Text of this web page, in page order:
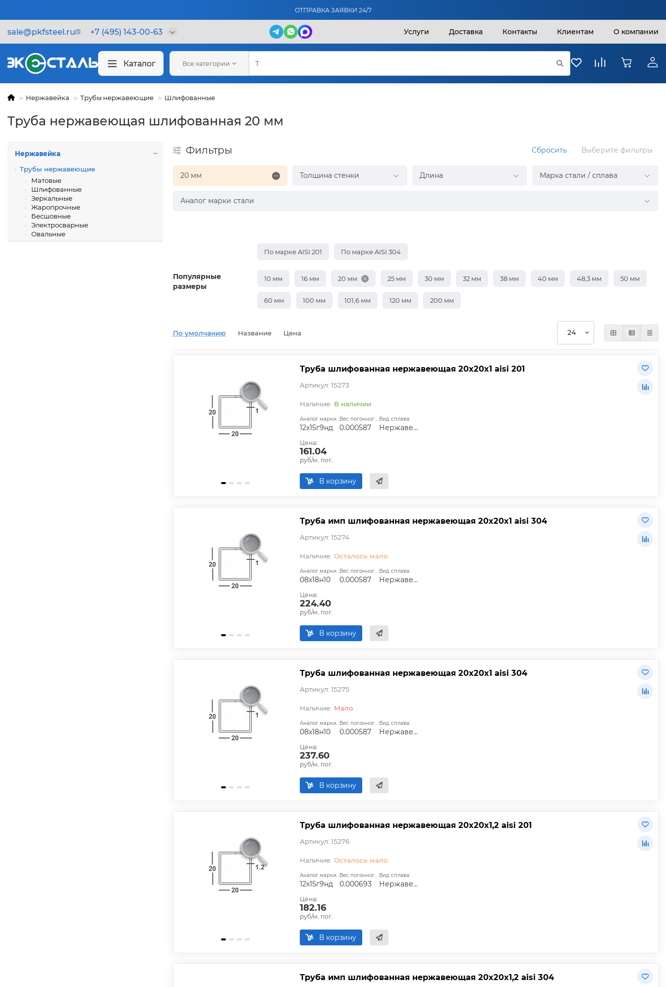
ОТПРАВКА ЗАЯВКИ 24/7
sale@pkfsteel.ru +7 (495) 143-00-63 Услуги Доставка Контакты Клиентам О компании
Каталог Все категории
Нержавейка Трубы нержавеющие Шлифованные
Труба нержавеющая шлифованная 20 мм
Нержавейка
Трубы нержавеющие
Матовые
Шлифованные
Зеркальные
Жаропрочные
Бесшовные
Электросварные
Овальные
Фильтры Сбросить Выберите фильтры
20 мм Толщина стенки Длина Марка стали / сплава
Аналог марки стали
По марке AISI 201 По марке AISI 304
Популярные
размеры
10 мм 16 мм 20 мм 25 мм 30 мм 32 мм 38 мм 40 мм 48,3 мм 50 мм
60 мм 100 мм 101,6 мм 120 мм 200 мм
По умолчанию Название Цена
Труба шлифованная нержавеющая 20х20х1 aisi 201
Артикул: 15273
В наличии
Аналог марки стали:
12х15г9нд
Вес погонного метра, т.:
0.000587
Вид сплава:
Нержавеющий
Цена:
161.04
руб/м. пог.
В корзину
Труба имп шлифованная нержавеющая 20х20х1 aisi 304
Артикул: 15274
Осталось мало
Аналог марки стали:
08х18н10
Вес погонного метра, т.:
0.000587
Вид сплава:
Нержавеющий
Цена:
224.40
руб/м. пог.
В корзину
Труба шлифованная нержавеющая 20х20х1 aisi 304
Артикул: 15275
Мало
Аналог марки стали:
08х18н10
Вес погонного метра, т.:
0.000587
Вид сплава:
Нержавеющий
Цена:
237.60
руб/м. пог.
В корзину
Труба шлифованная нержавеющая 20х20х1,2 aisi 201
Артикул: 15276
Осталось мало
Аналог марки стали:
12х15г9нд
Вес погонного метра, т.:
0.000693
Вид сплава:
Нержавеющий
Цена:
182.16
руб/м. пог.
В корзину
Труба имп шлифованная нержавеющая 20х20х1,2 aisi 304